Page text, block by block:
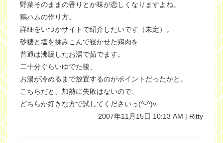
野菜そのままの香りとか味が恋しくなりますよね。
鶏ハムの作り方、
詳細をいつかサイトで紹介したいです（未定）。
砂糖と塩を揉みこんで寝かせた鶏肉を
普通は沸騰したお湯で茹でます。
二十分ぐらいゆでた後、
お湯が冷めるまで放置するのがポイントだったかと。
こちらだと、加熱に失敗はないので、
どちらか好きな方で試してくださいっ(^-^)v
2007年11月15日 10:13 AM | Ritty